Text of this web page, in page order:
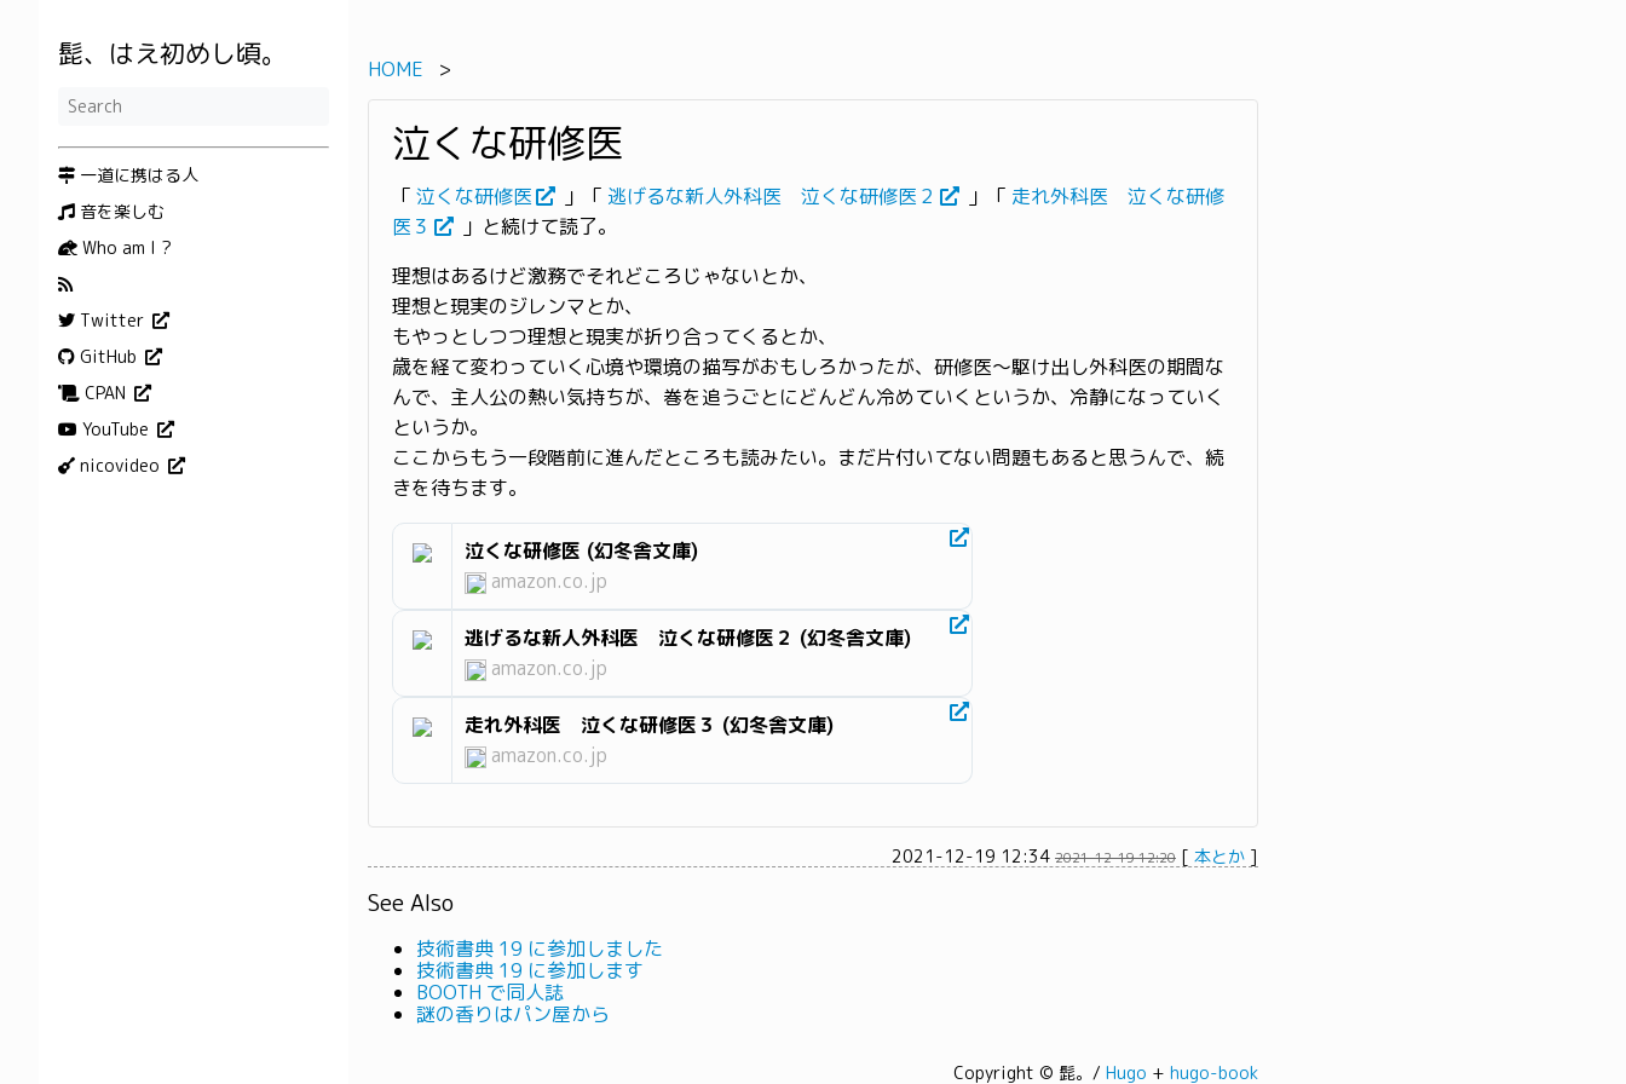
髭、はえ初めし頃。
一道に携はる人
音を楽しむ
Who am I ?
Twitter
GitHub
CPAN
YouTube
nicovideo
HOME
泣くな研修医
「 泣くな研修医 」「 逃げるな新人外科医 泣くな研修医２ 」「 走れ外科医 泣くな研修
医３
」と続けて読了。
理想はあるけど激務でそれどころじゃないとか、
理想と現実のジレンマとか、
もやっとしつつ理想と現実が折り合ってくるとか、
歳を経て変わっていく心境や環境の描写がおもしろかったが、研修医〜駆け出し外科医の期間な
んで、主人公の熱い気持ちが、巻を追うごとにどんどん冷めていくというか、冷静になっていく
というか。
ここからもう一段階前に進んだところも読みたい。まだ片付いてない問題もあると思うんで、続
きを待ちます。
泣くな研修医 (幻冬舎文庫)
amazon.co.jp
逃げるな新人外科医 泣くな研修医２ (幻冬舎文庫)
amazon.co.jp
走れ外科医 泣くな研修医３ (幻冬舎文庫)
amazon.co.jp
2021-12-19 12:34 2021-12-19 12:20 [ 本とか ]
See Also
技術書典 19 に参加しました
技術書典 19 に参加します
BOOTH で同人誌
謎の香りはパン屋から
Copyright © 髭。/ Hugo + hugo-book